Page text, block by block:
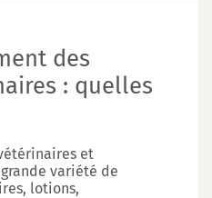
des
: quelles
et
variété de
lotions,